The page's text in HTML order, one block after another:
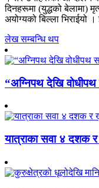
दिनहरूमा (युद्धको बेलामा)
अयोग्यको बिल्ला भिराईयो
लेख सम्बन्धि थप
“अग्निपथ देखि
यात्राका सवा ४ दशक र